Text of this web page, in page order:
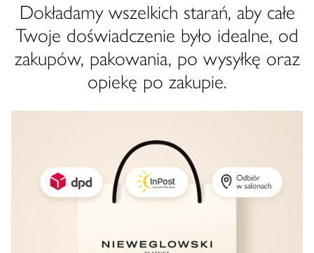
Dokładamy wszelkich starań, aby całe
Twoje doświadczenie było idealne, od
zakupów, pakowania, po wysyłkę oraz
opiekę po zakupie.